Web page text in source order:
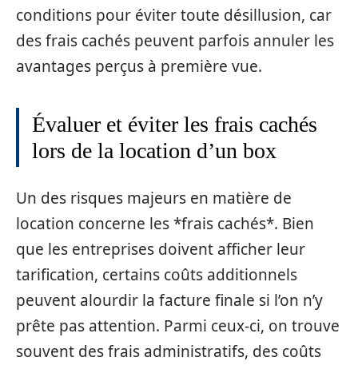
conditions pour éviter toute désillusion, car
des frais cachés peuvent parfois annuler les
avantages perçus à première vue.
Évaluer et éviter les frais cachés
lors de la location d’un box
Un des risques majeurs en matière de
location concerne les *frais cachés*. Bien
que les entreprises doivent afficher leur
tarification, certains coûts additionnels
peuvent alourdir la facture finale si l’on n’y
prête pas attention. Parmi ceux-ci, on trouve
souvent des frais administratifs, des coûts